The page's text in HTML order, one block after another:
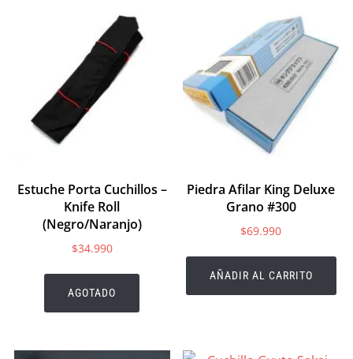
Estuche Porta Cuchillos –
Knife Roll
(Negro/Naranjo)
$34.990
AGOTADO
Piedra Afilar King Deluxe
Grano #300
$69.990
AÑADIR AL CARRITO